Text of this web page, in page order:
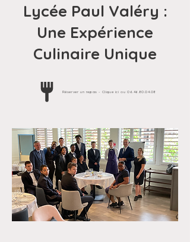
Lycée Paul Valéry :
Une Expérience
Culinaire Unique​
Réserver un repas - Clique ici ou 06.46.80.04.08